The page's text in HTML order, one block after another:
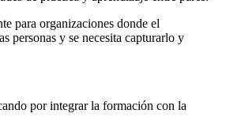
para organizaciones donde el
personas y se necesita capturarlo y
por integrar la formación con la